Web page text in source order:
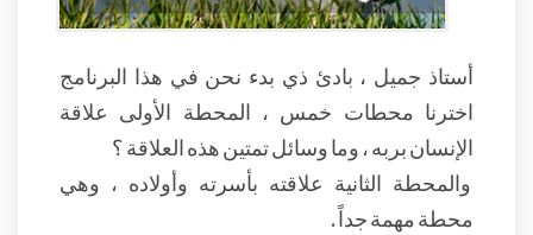
أستاذ جميل ، بادئ ذي بدء نحن في هذا البرنامج
اخترنا محطات خمس ، المحطة الأولى علاقة
الإنسان بربه ، وما وسائل تمتين هذه العلاقة ؟
والمحطة الثانية علاقته بأسرته وأولاده ، وهي
محطة مهمة جداً .